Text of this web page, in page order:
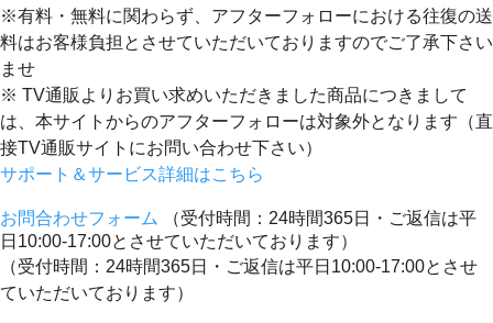
※有料・無料に関わらず、アフターフォローにおける往復の送
料はお客様負担とさせていただいておりますのでご了承下さい
ませ
※ TV通販よりお買い求めいただきました商品につきまして
は、本サイトからのアフターフォローは対象外となります（直
接TV通販サイトにお問い合わせ下さい）
サポート＆サービス詳細はこちら
お問合わせフォーム
（受付時間：24時間365日・ご返信は平
日10:00-17:00とさせていただいております）
（受付時間：24時間365日・ご返信は平日10:00-17:00とさせ
ていただいております）